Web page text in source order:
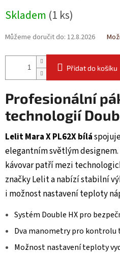
cena:
Skladem (1 ks)
Můžeme doručit do: 12.8.2026
Přidat do košíku
Profesionální
technologií
Lelit Mara X PL62X bílá
elegantním světlým
kávovar patří mezi
značky Lelit a nabízí stabilní
i možnost nastavení teploty
Systém Double HX pro
Dva manometry pro kontrolu
Možnost nastavení teploty